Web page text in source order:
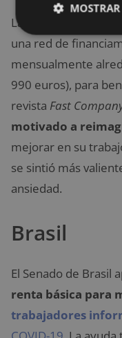
La ONG Mein-
una red de
mensualmente
990 euros), para
revista Fast
motivado a
mejorar en su
se sintió más
ansiedad.
Brasil
El Senado de Brasil
renta básica para
trabajadores